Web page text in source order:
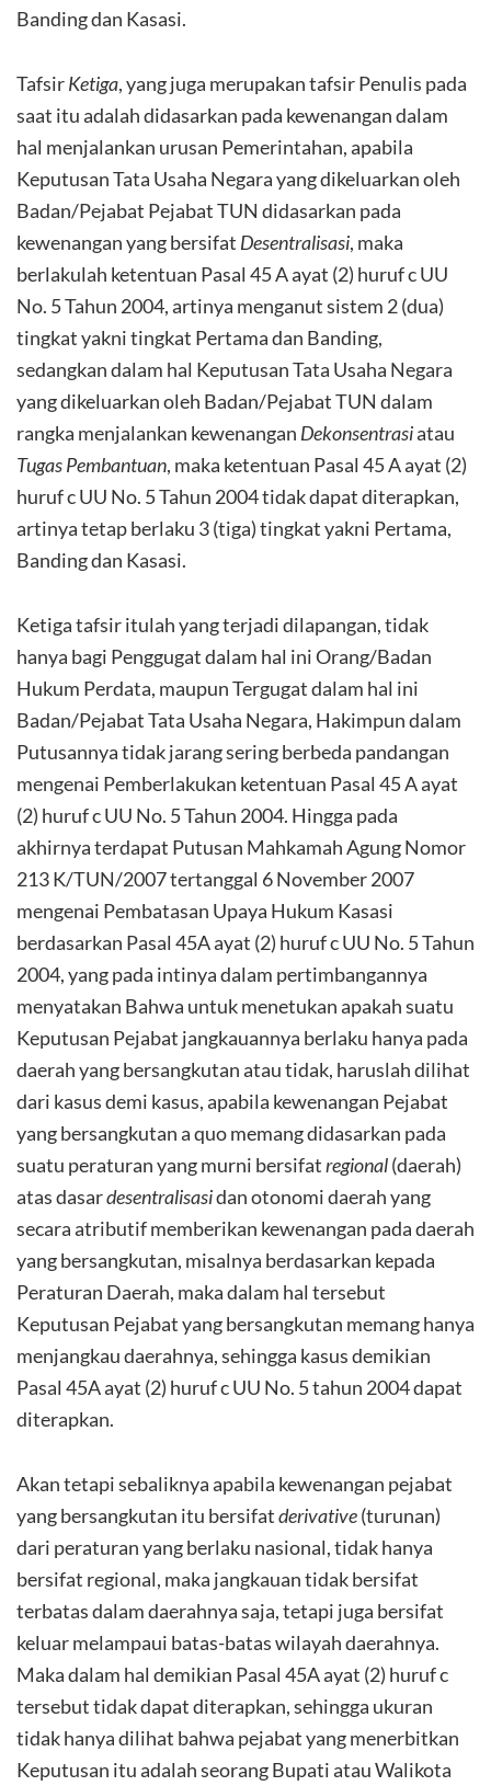
Banding dan Kasasi.
TafsirKetiga, yang juga merupakan tafsir Penulis pada
saat itu adalah didasarkan pada kewenangan dalam
hal menjalankan urusan Pemerintahan, apabila
Keputusan Tata Usaha Negara yang dikeluarkan oleh
Badan/Pejabat Pejabat TUN didasarkan pada
kewenangan yang bersifat Desentralisasi, maka
berlakulah ketentuan Pasal 45 A ayat (2) huruf c UU
No. 5 Tahun 2004, artinya menganut sistem 2 (dua)
tingkat yakni tingkat Pertama dan Banding,
sedangkan dalam hal Keputusan Tata Usaha Negara
yang dikeluarkan oleh Badan/Pejabat TUN dalam
rangka menjalankan kewenangan Dekonsentrasiatau
Tugas Pembantuan, maka ketentuan Pasal 45 A ayat (2)
huruf c UU No. 5 Tahun 2004 tidak dapat diterapkan,
artinya tetap berlaku 3 (tiga) tingkat yakni Pertama,
Banding dan Kasasi.
Ketiga tafsir itulah yang terjadi dilapangan, tidak
hanya bagi Penggugat dalam hal ini Orang/Badan
Hukum Perdata, maupun Tergugat dalam hal ini
Badan/Pejabat Tata Usaha Negara, Hakimpun dalam
Putusannya tidak jarang sering berbeda pandangan
mengenai Pemberlakukan ketentuan Pasal 45 A ayat
(2) huruf c UU No. 5 Tahun 2004. Hingga pada
akhirnya terdapat Putusan Mahkamah Agung Nomor
213 K/TUN/2007 tertanggal 6 November 2007
mengenai Pembatasan Upaya Hukum Kasasi
berdasarkan Pasal 45A ayat (2) huruf c UU No. 5 Tahun
2004, yang pada intinya dalam pertimbangannya
menyatakan Bahwa untuk menetukan apakah suatu
Keputusan Pejabat jangkauannya berlaku hanya pada
daerah yang bersangkutan atau tidak, haruslah dilihat
dari kasus demi kasus, apabila kewenangan Pejabat
yang bersangkutan a quo memang didasarkan pada
suatu peraturan yang murni bersifatregional(daerah)
atas dasardesentralisasidan otonomi daerah yang
secara atributif memberikan kewenangan pada daerah
yang bersangkutan, misalnya berdasarkan kepada
Peraturan Daerah, maka dalam hal tersebut
Keputusan Pejabat yang bersangkutan memang hanya
menjangkau daerahnya, sehingga kasus demikian
Pasal 45A ayat (2) huruf c UU No. 5 tahun 2004 dapat
diterapkan.
Akan tetapi sebaliknya apabila kewenangan pejabat
yang bersangkutan itu bersifatderivative(turunan)
dari peraturan yang berlaku nasional, tidak hanya
bersifat regional, maka jangkauan tidak bersifat
terbatas dalam daerahnya saja, tetapi juga bersifat
keluar melampaui batas-batas wilayah daerahnya.
Maka dalam hal demikian Pasal 45A ayat (2) huruf c
tersebut tidak dapat diterapkan, sehingga ukuran
tidak hanya dilihat bahwa pejabat yang menerbitkan
Keputusan itu adalah seorang Bupati atau Walikota